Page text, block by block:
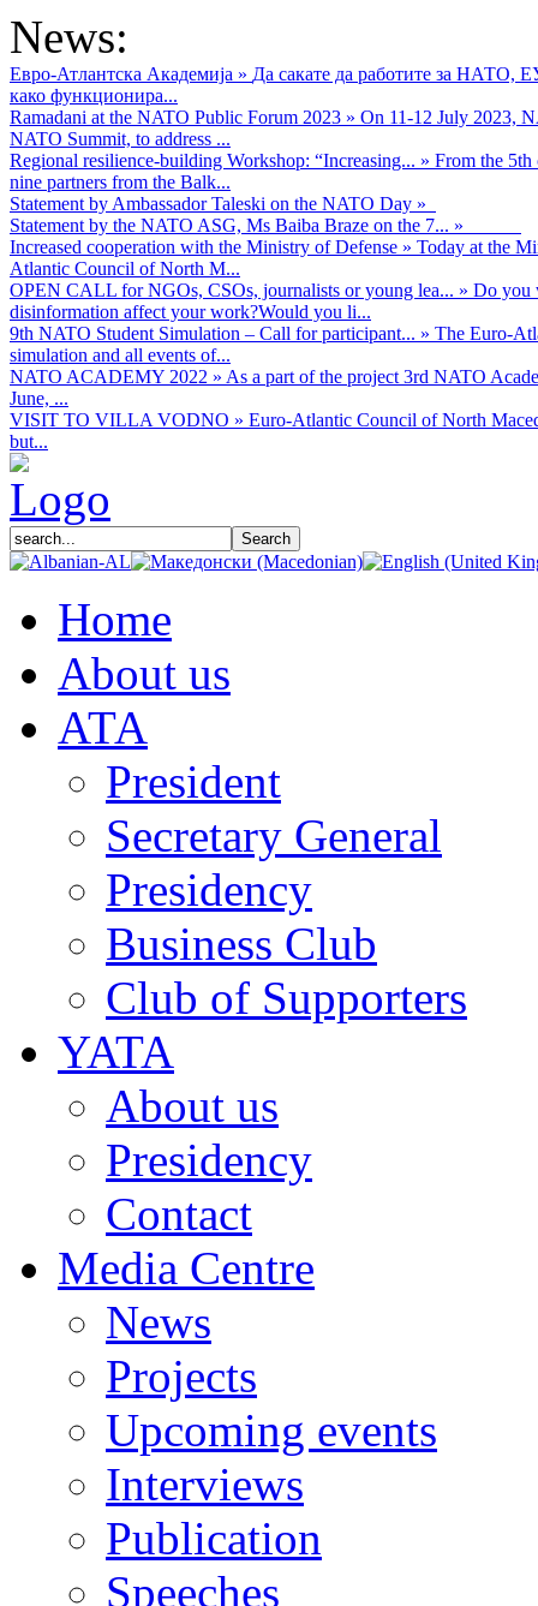
News:
Евро-Атлантска Академија » Да сакате да работите за НАТО,
како функционира...
Ramadani at the NATO Public Forum 2023 » On 11-12 July 2023,
NATO Summit, to address ...
Regional resilience-building Workshop: “Increasing... » From the
nine partners from the Balk...
Statement by Ambassador Taleski on the NATO Day »
Statement by the NATO ASG, Ms Baiba Braze on the 7... »
Increased cooperation with the Ministry of Defense » Today at the
Atlantic Council of North M...
OPEN CALL for NGOs, CSOs, journalists or young lea... » Do you
disinformation affect your work?Would you li...
9th NATO Student Simulation – Call for participant... » The Euro-
simulation and all events of...
NATO ACADEMY 2022 » As а part of the project 3rd NATO
June, ...
VISIT TO VILLA VODNO » Euro-Atlantic Council of North
but...
Home
About us
АТА
President
Secretary General
Presidency
Business Club
Club of Supporters
YATA
About us
Presidency
Contact
Media Centre
News
Projects
Upcoming events
Interviews
Publication
Speeches